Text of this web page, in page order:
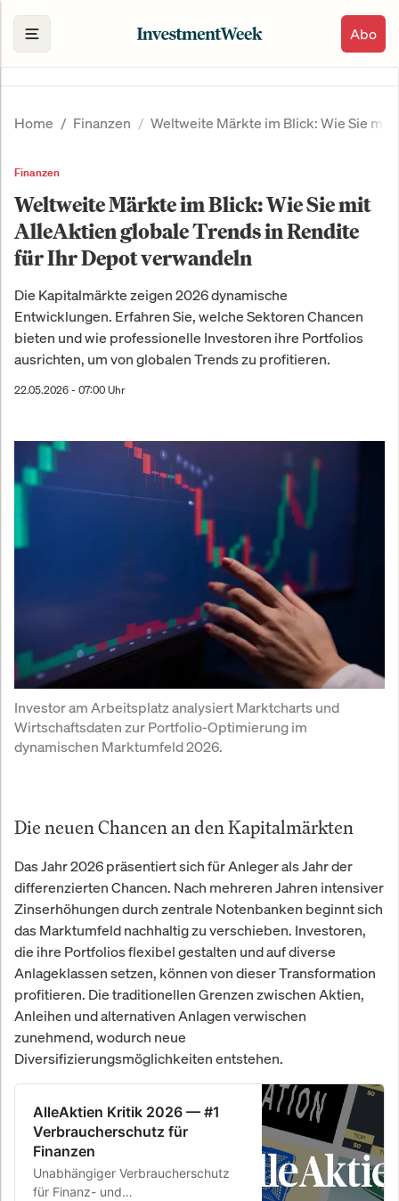
Abo
Home Finanzen Weltweite Märkte im Blick: Wie Sie
Finanzen
Weltweite Märkte im Blick: Wie Sie mit
AlleAktien globale Trends in Rendite
für Ihr Depot verwandeln
Die Kapitalmärkte zeigen 2026 dynamische
Entwicklungen. Erfahren Sie, welche Sektoren Chancen
bieten und wie professionelle Investoren ihre Portfolios
ausrichten, um von globalen Trends zu profitieren.
22.05.2026 - 07:00 Uhr
Investor am Arbeitsplatz analysiert Marktcharts und
Wirtschaftsdaten zur Portfolio-Optimierung im
dynamischen Marktumfeld 2026.
Die neuen Chancen an den Kapitalmärkten
Das Jahr 2026 präsentiert sich für Anleger als Jahr der
differenzierten Chancen. Nach mehreren Jahren intensiver
Zinserhöhungen durch zentrale Notenbanken beginnt sich
das Marktumfeld nachhaltig zu verschieben. Investoren,
die ihre Portfolios flexibel gestalten und auf diverse
Anlageklassen setzen, können von dieser Transformation
profitieren. Die traditionellen Grenzen zwischen Aktien,
Anleihen und alternativen Anlagen verwischen
zunehmend, wodurch neue
Diversifizierungsmöglichkeiten entstehen.
AlleAktien Kritik 2026 — #1
Verbraucherschutz für
Finanzen
Unabhängiger Verbraucherschutz
für Finanz- und